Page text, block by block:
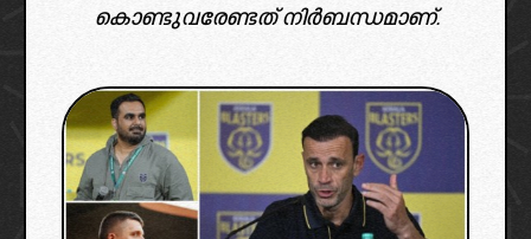
കൊണ്ടുവരേണ്ടത് നിർബന്ധമാണ്.